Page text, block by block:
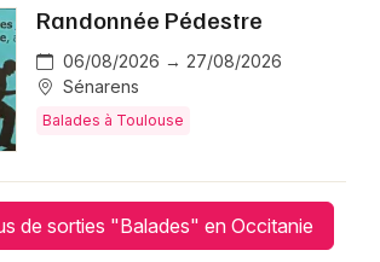
Randonnée Pédestre
06/08/2026 → 27/08/2026
Sénarens
Balades à Toulouse
Afficher plus de sorties "Balades" en Occitanie